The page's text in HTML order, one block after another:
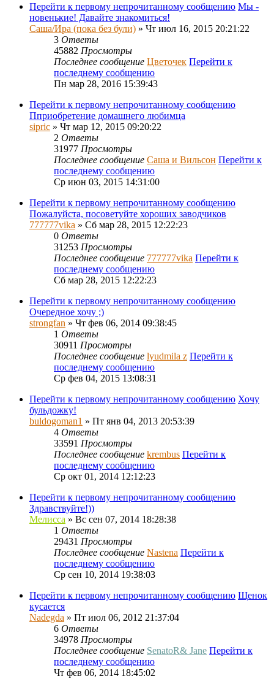
Перейти к первому непрочитанному сообщению Мы -
новенькие! Давайте знакомиться!
Саша/Ира (пока без були) » Чт июл 16, 2015 20:21:22
3 Ответы
45882 Просмотры
Последнее сообщение Цветочек Перейти к
последнему сообщению
Пн мар 28, 2016 15:39:43
Перейти к первому непрочитанному сообщению
Пприобретение домашнего любимца
sipric » Чт мар 12, 2015 09:20:22
2 Ответы
31977 Просмотры
Последнее сообщение Саша и Вильсон Перейти к
последнему сообщению
Ср июн 03, 2015 14:31:00
Перейти к первому непрочитанному сообщению
Пожалуйста, посоветуйте хороших заводчиков
777777vika » Сб мар 28, 2015 12:22:23
0 Ответы
31253 Просмотры
Последнее сообщение 777777vika Перейти к
последнему сообщению
Сб мар 28, 2015 12:22:23
Перейти к первому непрочитанному сообщению
Очередное хочу ;)
strongfan » Чт фев 06, 2014 09:38:45
1 Ответы
30911 Просмотры
Последнее сообщение lyudmila z Перейти к
последнему сообщению
Ср фев 04, 2015 13:08:31
Перейти к первому непрочитанному сообщению Хочу
бульдожку!
buldogoman1 » Пт янв 04, 2013 20:53:39
4 Ответы
33591 Просмотры
Последнее сообщение krembus Перейти к
последнему сообщению
Ср окт 01, 2014 12:12:23
Перейти к первому непрочитанному сообщению
Здравствуйте!))
Мелисса » Вс сен 07, 2014 18:28:38
1 Ответы
29431 Просмотры
Последнее сообщение Nastena Перейти к
последнему сообщению
Ср сен 10, 2014 19:38:03
Перейти к первому непрочитанному сообщению Щенок
кусается
Nadegda » Пт июл 06, 2012 21:37:04
6 Ответы
34978 Просмотры
Последнее сообщение SenatoR& Jane Перейти к
последнему сообщению
Чт фев 06, 2014 18:45:02